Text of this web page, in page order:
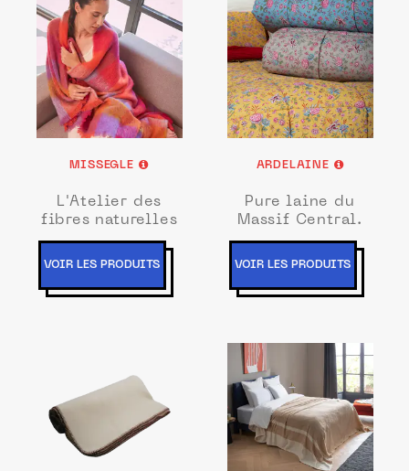
MISSEGLE
L'Atelier des
fibres naturelles
VOIR LES PRODUITS
ARDELAINE
Pure laine du
Massif Central.
VOIR LES PRODUITS